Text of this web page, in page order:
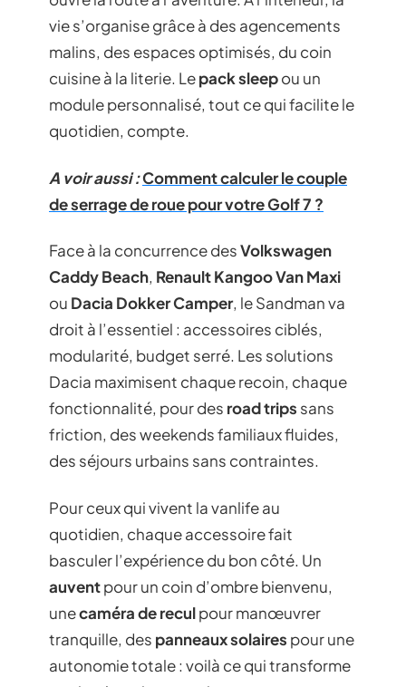
vie s’organise grâce à des agencements
malins, des espaces optimisés, du coin
cuisine à la literie. Lepack sleepou un
module personnalisé, tout ce qui facilite le
quotidien, compte.
A voir aussi :Comment calculer le couple
de serrage de roue pour votre Golf 7 ?
Face à la concurrence desVolkswagen
Caddy Beach, Renault Kangoo Van Maxi
ou Dacia Dokker Camper, le Sandman va
droit à l’essentiel : accessoires ciblés,
modularité, budget serré. Les solutions
Dacia maximisent chaque recoin, chaque
fonctionnalité, pour des road trips sans
friction, des weekends familiaux fluides,
des séjours urbains sans contraintes.
Pour ceux qui vivent la vanlife au
quotidien, chaque accessoire fait
basculer l’expérience du bon côté. Un
auventpour un coin d’ombre bienvenu,
unecaméra de reculpour manœuvrer
tranquille, des panneaux solaires pour une
autonomie totale : voilà ce qui transforme